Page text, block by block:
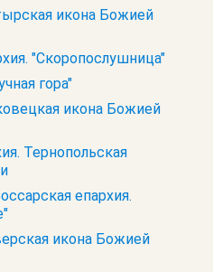
икона Божией
"Скоропослушница"
гора"
икона Божией
Тернопольская
епархия.
икона Божией